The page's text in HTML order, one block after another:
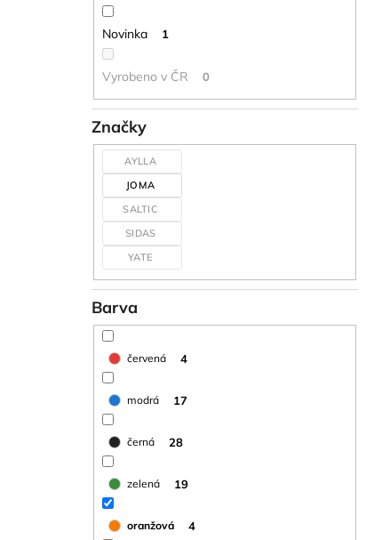
Novinka 1
Vyrobeno v ČR 0
Značky
AYLLA
JOMA
SALTIC
SIDAS
YATE
Barva
červená 4
modrá 17
černá 28
zelená 19
oranžová 4